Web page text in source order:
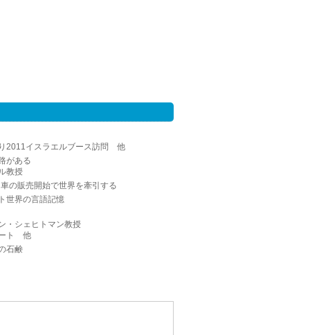
2011イスラエルブース訪問 他
がある
教授
の販売開始で世界を牽引する
世界の言語記憶
・シェヒトマン教授
ート 他
石鹸